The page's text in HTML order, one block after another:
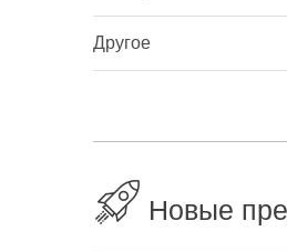
Другое
Новые